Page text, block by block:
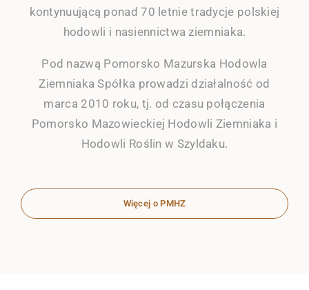
kontynuującą ponad 70 letnie tradycje polskiej
hodowli i nasiennictwa ziemniaka.
Pod nazwą Pomorsko Mazurska Hodowla
Ziemniaka Spółka prowadzi działalność od
marca 2010 roku, tj. od czasu połączenia
Pomorsko Mazowieckiej Hodowli Ziemniaka i
Hodowli Roślin w Szyldaku.
Więcej o PMHZ